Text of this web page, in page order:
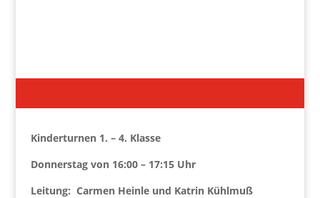
Kinderturnen 1. – 4. Klasse
Donnerstag von 16:00 – 17:15 Uhr
Leitung: Carmen Heinle und Katrin Kühlmuß